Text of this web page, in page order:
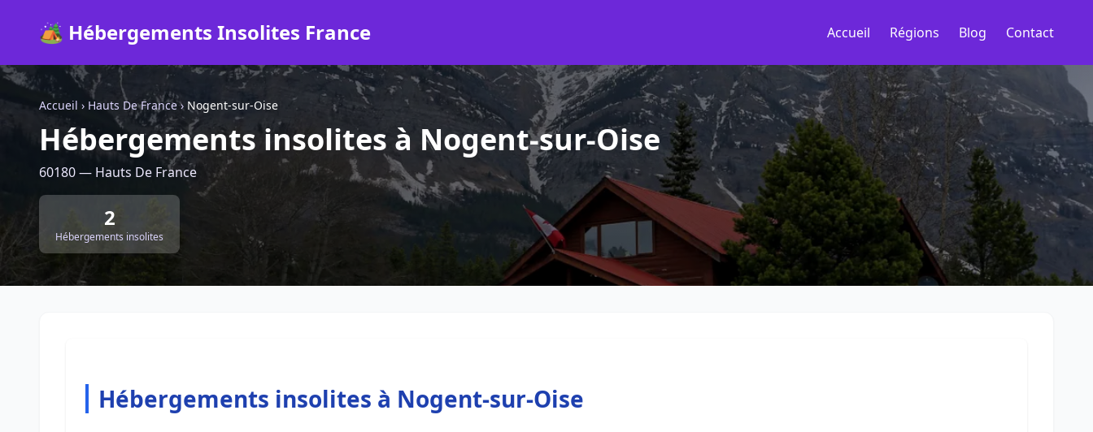
🏕️ Hébergements Insolites France Accueil Régions Blog Contact
Accueil › Hauts De France› Nogent-sur-Oise
Hébergements insolites à Nogent-sur-Oise
60180 — Hauts De France
2
Hébergements insolites
Hébergements insolites à Nogent-sur-Oise